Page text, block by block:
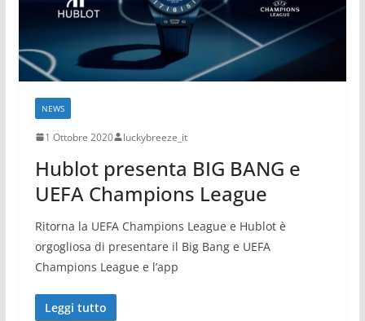
NEWS
1 Ottobre 2020 luckybreeze_it
Hublot presenta BIG BANG e
UEFA Champions League
Ritorna la UEFA Champions League e Hublot è
orgogliosa di presentare il Big Bang e UEFA
Champions League e l’app
Leggi tutto